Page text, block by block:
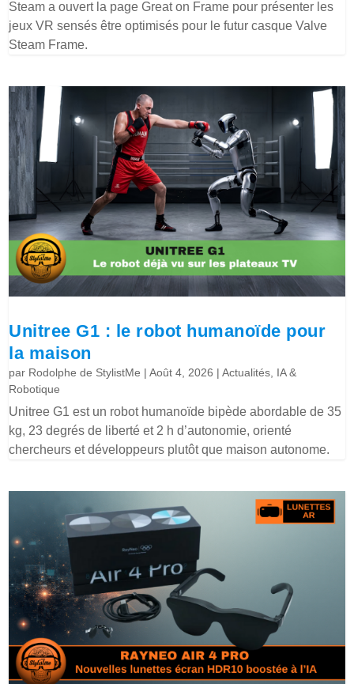
Steam a ouvert la page Great on Frame pour présenter les
jeux VR sensés être optimisés pour le futur casque Valve
Steam Frame.
Unitree G1 : le robot humanoïde pour
la maison
par Rodolphe de StylistMe |Août 4, 2026 |Actualités IA &
Robotique
Unitree G1 est un robot humanoïde bipède abordable de 35
kg, 23 degrés de liberté et 2 h d’autonomie, orienté
chercheurs et développeurs plutôt que maison autonome.